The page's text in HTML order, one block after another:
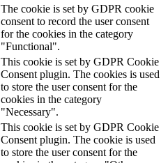
The cookie is set by GDPR cookie
consent to record the user consent
for the cookies in the category
"Functional".
This cookie is set by GDPR Cookie
Consent plugin. The cookies is used
to store the user consent for the
cookies in the category
"Necessary".
This cookie is set by GDPR Cookie
Consent plugin. The cookie is used
to store the user consent for the